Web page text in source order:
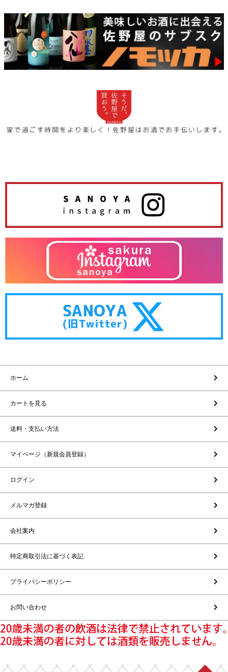
ホーム
カートを見る
送料・支払い方法
マイページ（新規会員登録）
ログイン
メルマガ登録
会社案内
特定商取引法に基づく表記
プライバシーポリシー
お問い合わせ